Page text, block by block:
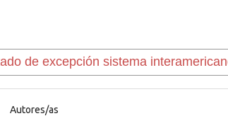
Autores/as